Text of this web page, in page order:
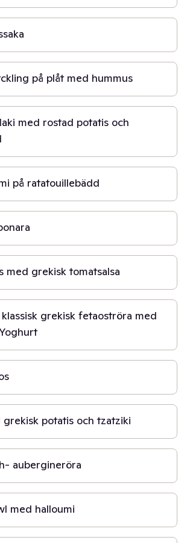
på plåt med hummus
med rostad potatis och
på ratatouillebädd
med grekisk tomatsalsa
grekisk fetaoströra med
grekisk potatis och tzatziki
aubergineröra
med halloumi